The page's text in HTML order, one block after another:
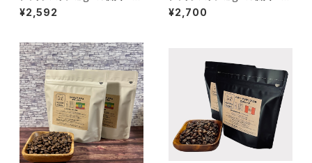
チオピア イルガチェフェG1 ウォ
ッシュド コチャレ
¥2,592
ンドネシア スマトラ ミトラG1
¥2,700